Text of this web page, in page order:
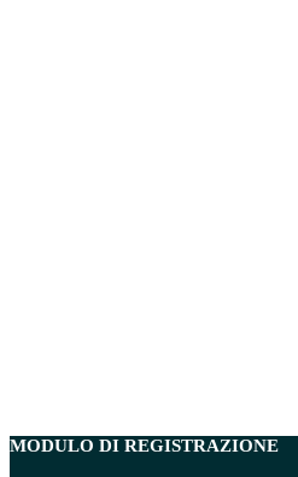
MODULO DI REGISTRAZIONE